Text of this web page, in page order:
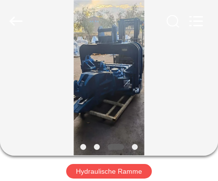
PRODUKTE
ÜBER
Hydraulische Ramme